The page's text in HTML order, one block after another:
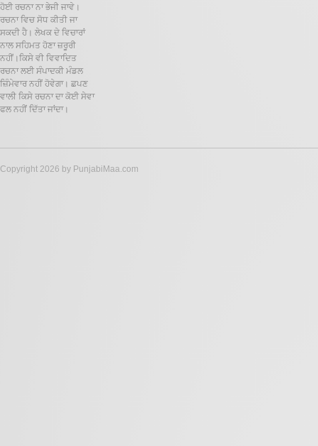
ਹੋਈ ਰਚਨਾ ਨਾ ਭੇਜੀ ਜਾਵੇ।
ਰਚਨਾ ਵਿਚ ਸੋਧ ਕੀਤੀ ਜਾ
ਸਕਦੀ ਹੈ। ਲੇਖਕ ਦੇ ਵਿਚਾਰਾਂ
ਨਾਲ ਸਹਿਮਤ ਹੋਣਾ ਜ਼ਰੂਰੀ
ਨਹੀਂ।ਕਿਸੇ ਵੀ ਵਿਵਾਦਿਤ
ਰਚਨਾ ਲਈ ਸੰਪਾਦਕੀ ਮੰਡਲ
ਜ਼ਿੰਮੇਵਾਰ ਨਹੀਂ ਹੋਵੇਗਾ। ਛਪਣ
ਵਾਲੀ ਕਿਸੇ ਰਚਨਾ ਦਾ ਕੋਈ ਸੇਵਾ
ਫਲ ਨਹੀਂ ਦਿੱਤਾ ਜਾਂਦਾ।
Copyright 2026 by PunjabiMaa.com